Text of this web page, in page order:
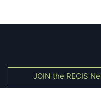
JOIN the RECIS